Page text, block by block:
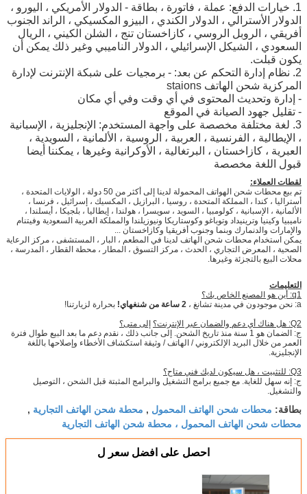
1. خيارات الدفع: عملة ، فاتورة ، بطاقة - الدولار الأمريكي ، اليورو ،
الدولار الأسترالي ، الدولار الكندي ، البيزو المكسيكي ، الراند الجنوب
أفريقي ، الروبل الروسي ، كازاخستان تنج ، الشلن الكيني ، الريال
السعودي ، الشيكل الإسرائيلي ، الدولار الناميبي وغير ذلك يمكن أن
يكون قبلت.
2. نظام إدارة التحكم عن بعد: - برمجيات على شبكة الإنترنت لإدارة
المركزية شحن الهاتف staions
- إدارة وتحديث المحتوى في أي وقت وفي أي مكان
- تقليل جهود الصيانة في الموقع
3. لغة مختلفة مخصصة على واجهة المستخدم: الإنجليزية ، الإسبانية
، الإيطالية ، الفرنسية ، العربية ، الروسية ، الألمانية ، السويدية ،
العبرية ، كازاخستان ، البرتغالية ، الأوكرانية وغيرها ، يمكننا أيضا
قبول اللغة مخصصة
لقطات العملاء:
تم بيع محطات شحن الهواتف المحمولة لدينا إلى أكثر من 50 دولة ، الولايات المتحدة ،
أستراليا ، كندا ، المملكة المتحدة ، روسيا ، البرازيل ، المكسيك ، إسرائيل ، فرنسا ،
الألمانية ، الإسبانية ، كولومبيا ، السويد ، سويسرا ، هولندا ، إيطاليا ، بلجيكا ، أيسلندا ،
ناميبيا وكينيا وترينيداد وتوباغو وكوستاريكا ونيوزيلندا والمملكة العربية السعودية وفيتنام
والإمارات والدنمارك وبنما وجنوب أفريقيا وكازاخستان ...
يمكن استخدام محطات شحن الهاتف لدينا في المطعم ، البار ، المستشفى ، مركز الرعاية
الصحية ، المعرض التجاري ، الحدث ، مركز التسوق ، المطار ، محطة القطار ، المدرسة ،
محلات البيع بالتجزئة وغيرها.
التعليمات
q1: أين هو المصنع الخاص بك؟
a: نحن موجودون في مدينة تشانغ ،
2 ساعة من شنغهاي!
بحرارة لزيارتنا!
Q2: هل هناك أي دعم والضمان عبر الإنترنت؟
إلى متى؟
ج: الضمان هو 1 سنة منذ تاريخ الشحن. إلى جانب ذلك ، نقدم دعم ما بعد البيع طوال فترة
العمر من خلال البريد الإلكتروني / الهاتف / وثيقة استكشاف الأخطاء وإصلاحها باللغة
الإنجليزية.
Q3: للتثبيت ، هل سيكون لديك فني متاح؟
ج: إنه سهل للغاية. مع جميع برامج التشغيل والبرامج المثبتة قبل الشحن ، التوصيل
والتشغيل.
بطاقة: محطات شحن الهاتف المحمول , محطة شحن الهاتف التجارية ,
محطات شحن الهاتف المحمول ، محطة شحن الهاتف التجارية
احصل على افضل سعر ل